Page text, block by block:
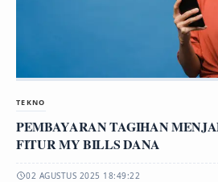
TEKNO
PEMBAYARAN TAGIHAN
FITUR MY BILLS DANA
02 AGUSTUS 2025 18:49:22